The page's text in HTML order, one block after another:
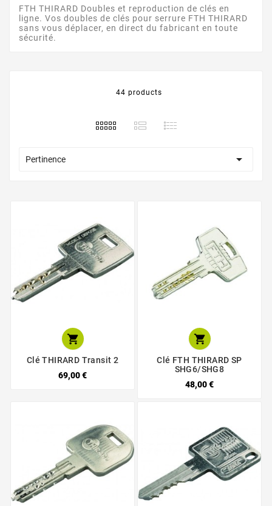
FTH THIRARD Doubles et reproduction de clés en
ligne. Vos doubles de clés pour serrure FTH THIRARD
sans vous déplacer, en direct du fabricant en toute
sécurité.
44 products
Pertinence 

Clé THIRARD Transit 2
69,00 €

Clé FTH THIRARD SP
SHG6/SHG8
48,00 €